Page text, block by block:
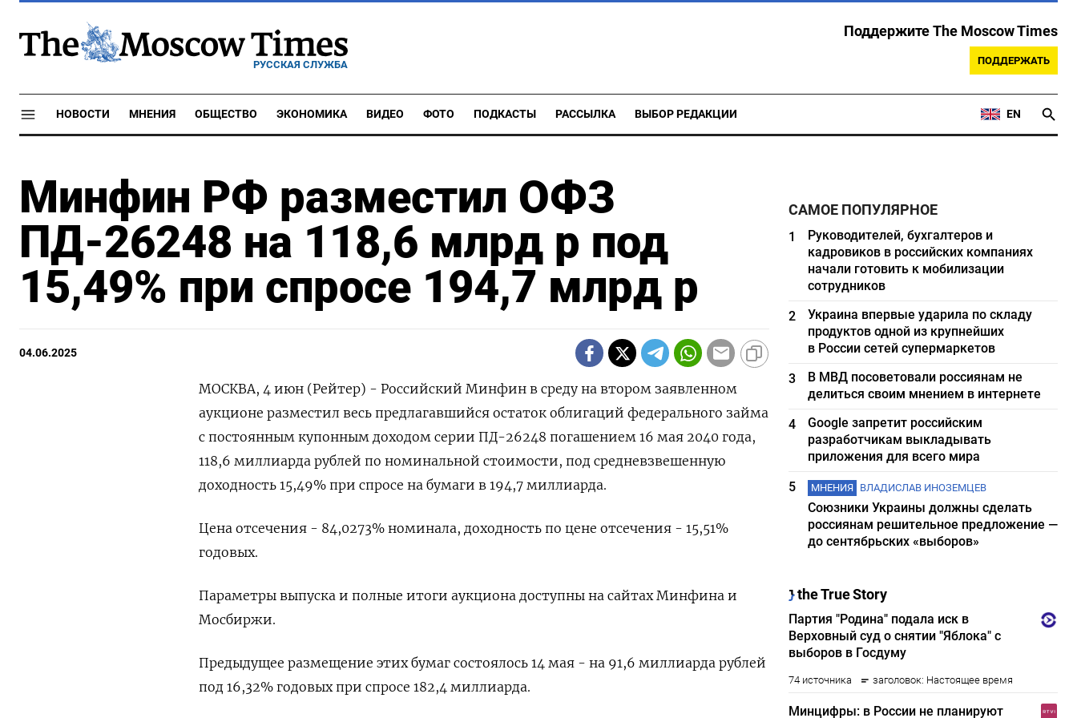
РУССКАЯ СЛУЖБА
Поддержите The Moscow Times
ПОДДЕРЖАТЬ
НОВОСТИ МНЕНИЯ ОБЩЕСТВО ЭКОНОМИКА ВИДЕО ФОТО ПОДКАСТЫ РАССЫЛКА ВЫБОР РЕДАКЦИИ EN
Минфин РФ разместил ОФЗ
ПД-26248 на 118,6 млрд р под
15,49% при спросе 194,7 млрд р
04.06.2025
МОСКВА, 4 июн (Рейтер) - Российский Минфин в среду на втором заявленном
аукционе разместил весь предлагавшийся остаток облигаций федерального займа
с постоянным купонным доходом серии ПД-26248 погашением 16 мая 2040 года,
118,6 миллиарда рублей по номинальной стоимости, под средневзвешенную
доходность 15,49% при спросе на бумаги в 194,7 миллиарда.
Цена отсечения - 84,0273% номинала, доходность по цене отсечения - 15,51%
годовых.
Параметры выпуска и полные итоги аукциона доступны на сайтах Минфина и
Мосбиржи.
Предыдущее размещение этих бумаг состоялось 14 мая - на 91,6 миллиарда рублей
под 16,32% годовых при спросе 182,4 миллиарда.
САМОЕ ПОПУЛЯРНОЕ
1
Руководителей, бухгалтеров и
кадровиков в российских компаниях
начали готовить к мобилизации
сотрудников
2
Украина впервые ударила по складу
продуктов одной из крупнейших
в России сетей супермаркетов
3
В МВД посоветовали россиянам не
делиться своим мнением в интернете
4
Google запретит российским
разработчикам выкладывать
приложения для всего мира
5
МНЕНИЯ ВЛАДИСЛАВ ИНОЗЕМЦЕВ
Союзники Украины должны сделать
россиянам решительное предложение —
до сентябрьских «выборов»